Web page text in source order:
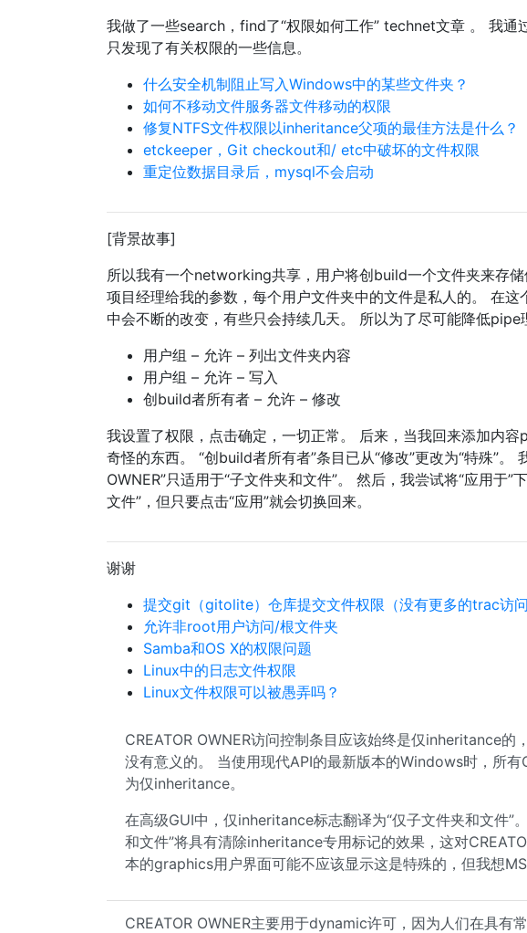
我做了一些search，find了“权限如何工作” technet文章 。 我通
只发现了有关权限的一些信息。
什么安全机制阻止写入Windows中的某些文件夹？
如何不移动文件服务器文件移动的权限
修复NTFS文件权限以inheritance父项的最佳方法是什么？
etckeeper，Git checkout和/ etc中破坏的文件权限
重定位数据目录后，mysql不会启动
[背景故事]
所以我有一个networking共享，用户将创build一个文件夹来存
项目经理给我的参数，每个用户文件夹中的文件是私人的。 在
中会不断的改变，有些只会持续几天。 所以为了尽可能降低pipe
用户组 – 允许 – 列出文件夹内容
用户组 – 允许 – 写入
创build者所有者 – 允许 – 修改
我设置了权限，点击确定，一切正常。 后来，当我回来添加内
奇怪的东西。 “创build者所有者”条目已从“修改”更改为“特殊”。
OWNER”只适用于“子文件夹和文件”。 然后，我尝试将“应用于”
文件”，但只要点击“应用”就会切换回来。
谢谢
提交git（gitolite）仓库提交文件权限（没有更多的trac访问
允许非root用户访问/根文件夹
Samba和OS X的权限问题
Linux中的日志文件权限
Linux文件权限可以被愚弄吗？
CREATOR OWNER访问控制条目应该始终是仅inheritance的
没有意义的。 当使用现代API的最新版本的Windows时，所有
为仅inheritance。
在高级GUI中，仅inheritance标志翻译为“仅子文件夹和文件”
和文件”将具有清除inheritance专用标记的效果，这对
本的graphics用户界面可能不应该显示这是特殊的，但我想MS
CREATOR OWNER主要用于dynamic许可，因为人们在具有